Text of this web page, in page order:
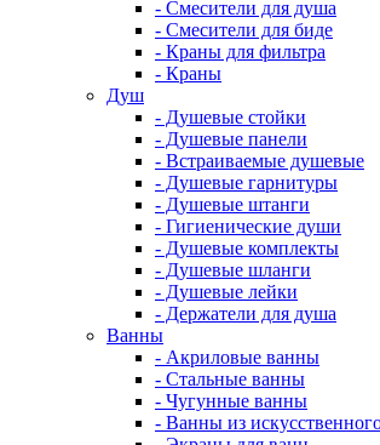
- Смесители для душа
- Смесители для биде
- Краны для фильтра
- Краны
Душ
- Душевые стойки
- Душевые панели
- Встраиваемые душевые
- Душевые гарнитуры
- Душевые штанги
- Гигиенические души
- Душевые комплекты
- Душевые шланги
- Душевые лейки
- Держатели для душа
Ванны
- Акриловые ванны
- Стальные ванны
- Чугунные ванны
- Ванны из